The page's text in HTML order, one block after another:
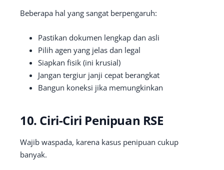
Beberapa hal yang sangat berpengaruh:
Pastikan dokumen lengkap dan asli
Pilih agen yang jelas dan legal
Siapkan fisik (ini krusial)
Jangan tergiur janji cepat berangkat
Bangun koneksi jika memungkinkan
10. Ciri-Ciri Penipuan RSE
Wajib waspada, karena kasus penipuan cukup
banyak.